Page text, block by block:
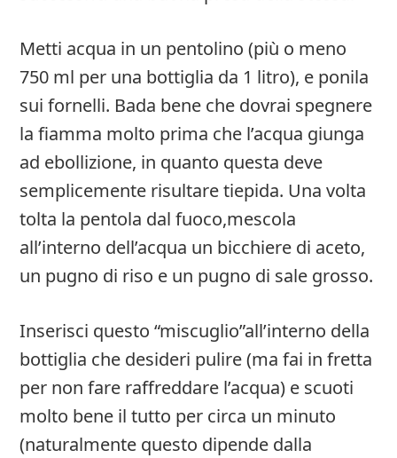
Metti acqua in un pentolino (più o meno
750 ml per una bottiglia da 1 litro), e ponila
sui fornelli. Bada bene che dovrai spegnere
la fiamma molto prima che l’acqua giunga
ad ebollizione, in quanto questa deve
semplicemente risultare tiepida. Una volta
tolta la pentola dal fuoco,mescola
all’interno dell’acqua un bicchiere di aceto,
un pugno di riso e un pugno di sale grosso.
Inserisci questo “miscuglio”all’interno della
bottiglia che desideri pulire (ma fai in fretta
per non fare raffreddare l’acqua) e scuoti
molto bene il tutto per circa un minuto
(naturalmente questo dipende dalla